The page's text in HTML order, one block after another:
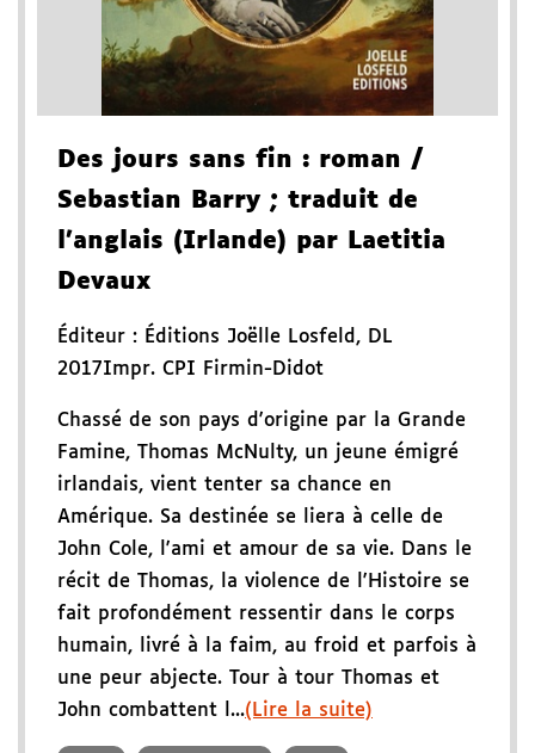
Des jours sans fin : roman /
Sebastian Barry ; traduit de
l'anglais (Irlande) par Laetitia
Devaux
Éditeur : Éditions Joëlle Losfeld , DL
2017Impr. CPI Firmin-Didot
Chassé de son pays d'origine par la Grande
Famine, Thomas McNulty, un jeune émigré
irlandais, vient tenter sa chance en
Amérique. Sa destinée se liera à celle de
John Cole, l'ami et amour de sa vie. Dans le
récit de Thomas, la violence de l'Histoire se
fait profondément ressentir dans le corps
humain, livré à la faim, au froid et parfois à
une peur abjecte. Tour à tour Thomas et
John combattent l...(Lire la suite)